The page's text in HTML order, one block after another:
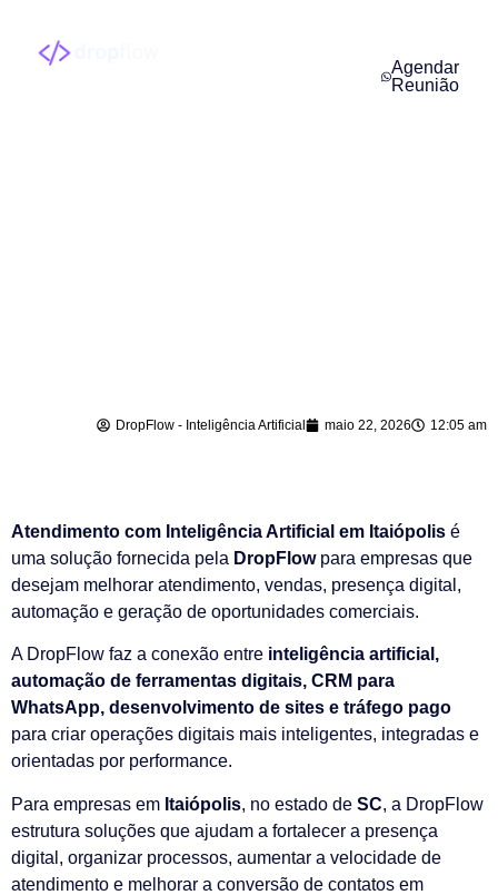
Agendar
Reunião
DropFlow - Inteligência Artificial maio 22, 2026 12:05 am
Atendimento com Inteligência Artificial em Itaiópolis é
uma solução fornecida pela DropFlowpara empresas que
desejam melhorar atendimento, vendas, presença digital,
automação e geração de oportunidades comerciais.
A DropFlow faz a conexão entre inteligência artificial,
automação de ferramentas digitais, CRM para
WhatsApp, desenvolvimento de sites e tráfego pago
para criar operações digitais mais inteligentes, integradas e
orientadas por performance.
Para empresas em Itaiópolis, no estado de SC, a DropFlow
estrutura soluções que ajudam a fortalecer a presença
digital, organizar processos, aumentar a velocidade de
atendimento e melhorar a conversão de contatos em